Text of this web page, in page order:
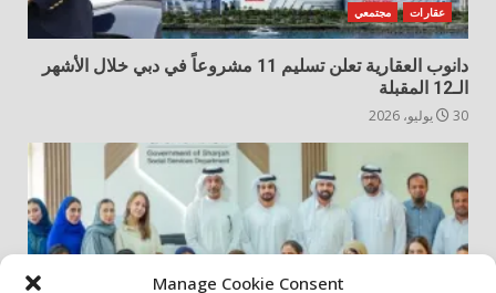
Manage Cookie Consent
عقارات مجتمعي
دانوب العقارية تعلن تسليم 11 مشروعاً في دبي خلال الأشهر
الـ12 المقبلة
30 يوليو، 2026